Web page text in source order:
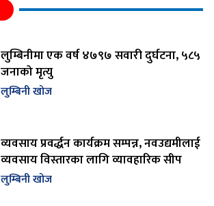
लुम्बिनीमा एक वर्ष ४७९७ सवारी दुर्घटना, ५८५
जनाको मृत्यु
लुम्बिनी खोज
व्यवसाय प्रवर्द्धन कार्यक्रम सम्पन्न, नवउद्यमीलाई
व्यवसाय विस्तारका लागि व्यावहारिक सीप
लुम्बिनी खोज